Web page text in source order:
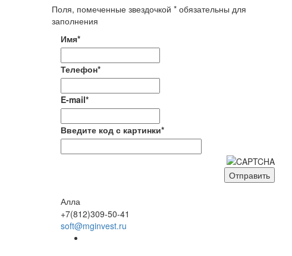
Поля, помеченные звездочкой * обязательны для
заполнения
Имя*
Телефон*
E-mail*
Введите код с картинки*
Алла
+7(812)309-50-41
soft@mginvest.ru